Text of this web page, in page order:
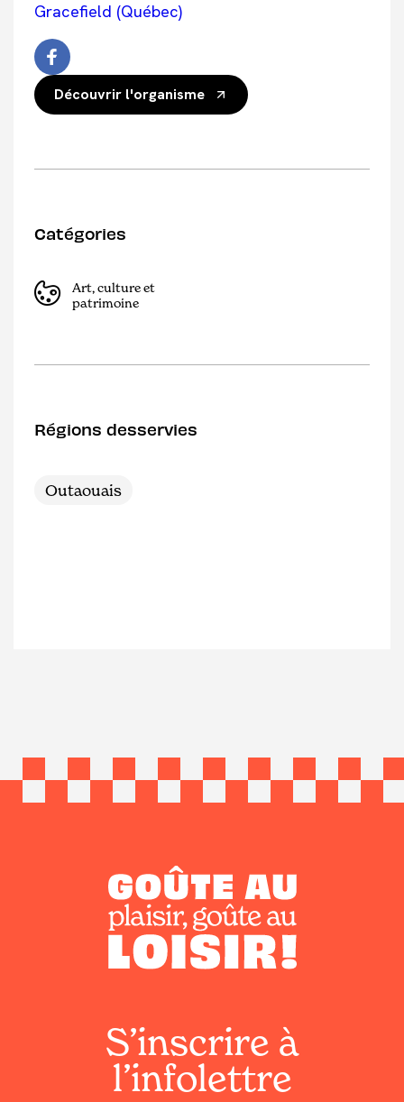
Gracefield (Québec)
Découvrir l'organisme
Catégories
Art, culture et
patrimoine
Régions desservies
Outaouais
S’inscrire à
l’infolettre